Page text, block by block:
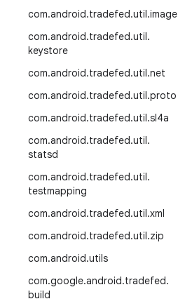
com.android.tradefed.util.image
com.android.tradefed.util.
keystore
com.android.tradefed.util.net
com.android.tradefed.util.proto
com.android.tradefed.util.sl4a
com.android.tradefed.util.
statsd
com.android.tradefed.util.
testmapping
com.android.tradefed.util.xml
com.android.tradefed.util.zip
com.android.utils
com.google.android.tradefed.
build